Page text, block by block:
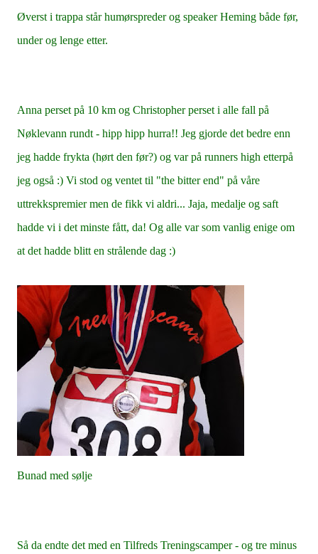
Øverst i trappa står humørspreder og speaker Heming både før,
under og lenge etter.
Anna perset på 10 km og Christopher perset i alle fall på
Nøklevann rundt - hipp hipp hurra!! Jeg gjorde det bedre enn
jeg hadde frykta (hørt den før?) og var på runners high etterpå
jeg også :) Vi stod og ventet til "the bitter end" på våre
uttrekkspremier men de fikk vi aldri... Jaja, medalje og saft
hadde vi i det minste fått, da! Og alle var som vanlig enige om
at det hadde blitt en strålende dag :)
Bunad med sølje
Så da endte det med en Tilfreds Treningscamper - og tre minus